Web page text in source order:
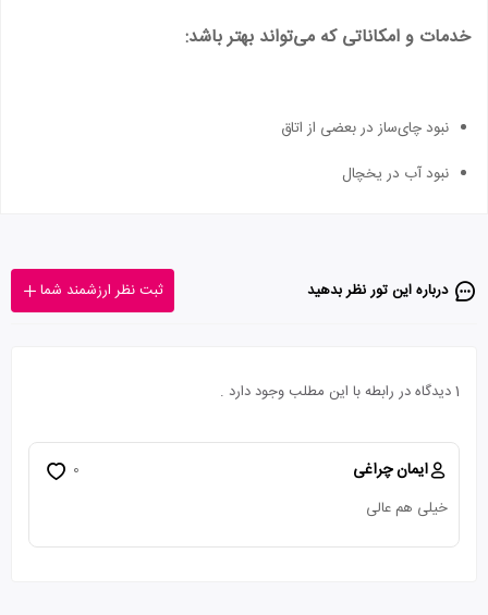
خدمات و امکاناتی که می‌تواند بهتر باشد:
نبود چای‌ساز در بعضی از اتاق
نبود آب در یخچال
درباره این تور‌ نظر بدهید ثبت نظر ارزشمند شما
1 دیدگاه در رابطه با این مطلب وجود دارد .
ایمان چراغی
خیلی هم عالی
0